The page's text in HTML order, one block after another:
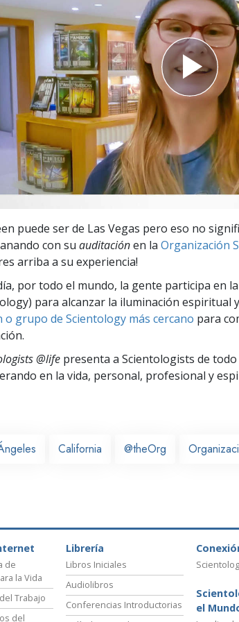
es Grandeza?
puede ser de Las Vegas pero eso no
con su auditaciónen la Organización
arriba a su experiencia!
por todo el mundo, la gente participa en la
para alcanzar la iluminación espiritual
o grupo de Scientology más cercano para
@life presenta a Scientologists de
en la vida, personal, profesional y
California @theOrg
de
la Vida
Trabajo
del
Librería
Libros Iniciales
Audiolibros
Conferencias Introductorias
el